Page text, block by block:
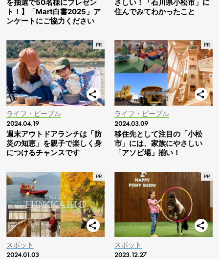
を抽選で50名様にプレゼン
ト！】「Mart白書2025」ア
ンケートにご協力ください
さしい！「石川県小松市」に
住んでみてわかったこと
ライフ・ピープル
2024.04.19
週末アウトドアランチは「防
災の知恵」を親子で楽しく身
につけるチャンスです
ライフ・ピープル
2024.03.09
移住先として注目の「小松
市」には、家族にやさしい
「アソビ場」揃い！
スポット
2024.01.03
スポット
2023.12.27